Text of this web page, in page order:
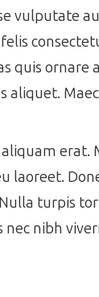
vulputate
quis ornare
aliquet.
erat.
laoreet.
turpis
nibh